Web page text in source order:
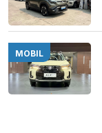
MOBIL